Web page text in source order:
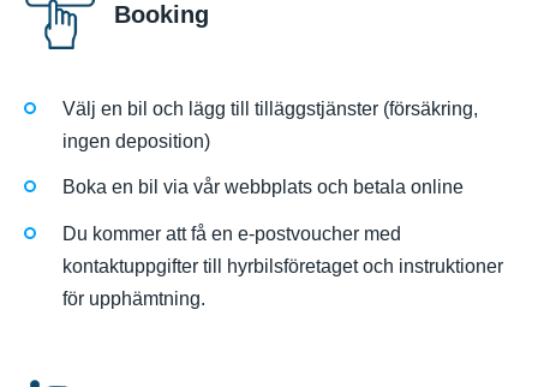
Booking
Välj en bil och lägg till tilläggstjänster (försäkring,
ingen deposition)
Boka en bil via vår webbplats och betala online
Du kommer att få en e-postvoucher med
kontaktuppgifter till hyrbilsföretaget och instruktioner
för upphämtning.